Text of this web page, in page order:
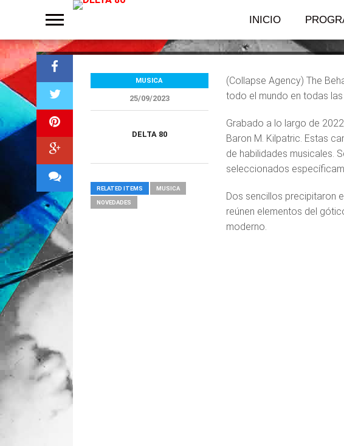
INICIO
Dance»
(Collapse Agency) The
todo el mundo en todas
Grabado a lo largo de
Baron M. Kilpatric. Estas
de habilidades musicales.
seleccionados
Dos sencillos precipitaron
reúnen elementos del
moderno.
MUSICA
25/09/2023
DELTA 80
RELATED ITEMS MUSICA
NOVEDADES